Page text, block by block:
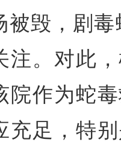
被毁，剧
注。对此
院作为蛇
充足，特